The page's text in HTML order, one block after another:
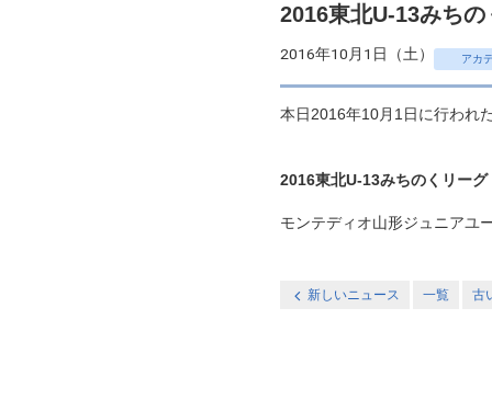
2016東北U-13みち
2016年10月1日（土） アカ
本日2016年10月1日に行われ
2016東北U-13みちのくリーグ
モンテディオ山形ジュニアユ
新しいニュース 一覧 古